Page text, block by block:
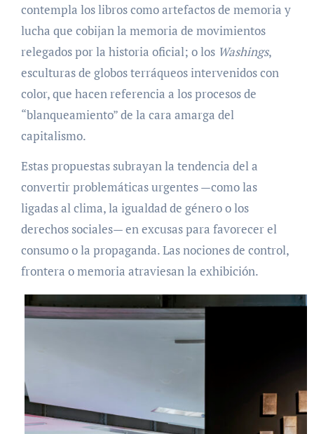
contempla los libros como artefactos de memoria y
lucha que cobijan la memoria de movimientos
relegados por la historia oficial; o los Washings,
esculturas de globos terráqueos intervenidos con
color, que hacen referencia a los procesos de
“blanqueamiento” de la cara amarga del
capitalismo.
Estas propuestas subrayan la tendencia del a
convertir problemáticas urgentes —como las
ligadas al clima, la igualdad de género o los
derechos sociales— en excusas para favorecer el
consumo o la propaganda. Las nociones de control,
frontera o memoria atraviesan la exhibición.